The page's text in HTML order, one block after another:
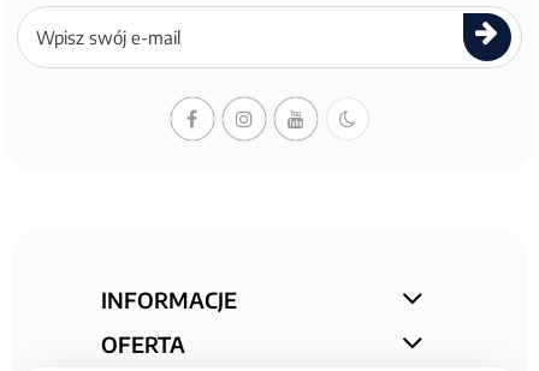
Zapisz
się
newslettera
INFORMACJE
OFERTA